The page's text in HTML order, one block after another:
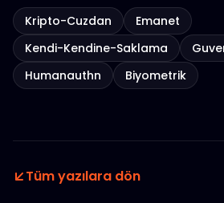
Kripto-Cuzdan
Emanet
Kendi-Kendine-Saklama
Humanauthn
Biyometrik
Tüm yazılara dön